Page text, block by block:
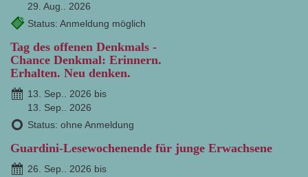
29. Aug.. 2026
Status: Anmeldung möglich
Tag des offenen Denkmals -
Chance Denkmal: Erinnern.
Erhalten. Neu denken.
13. Sep.. 2026 bis
13. Sep.. 2026
Status: ohne Anmeldung
Guardini-Lesewochenende für junge Erwachsene
26. Sep.. 2026 bis